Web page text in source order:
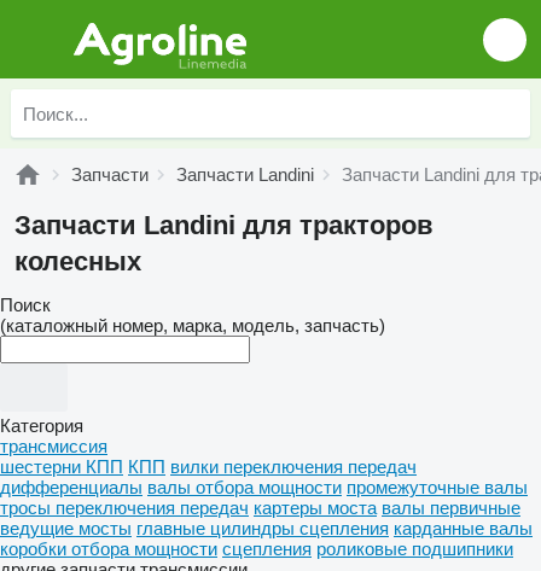
Запчасти Запчасти Landini Запчасти Landini для
Запчасти Landini для тракторов
колесных
Поиск
(каталожный номер, марка, модель, запчасть)
Категория
трансмиссия
шестерни КПП КПП вилки переключения передач
дифференциалы валы отбора мощности промежуточные валы
тросы переключения передач картеры моста валы первичные
ведущие мосты главные цилиндры сцепления карданные валы
коробки отбора мощности сцепления роликовые подшипники